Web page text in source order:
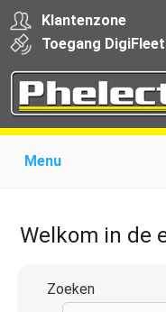
Klantenzone
Toegang DigiFleet
Menu
Producten voor
Welkom in de
Zoeken